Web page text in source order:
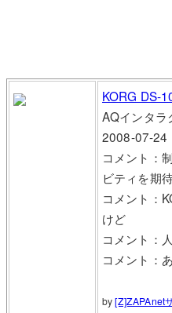
KORG DS-
AQインタラ
2008-07-24
コメント：
ビティを期
コメント：
けど
コメント：
コメント：
by[Z]ZAPAnet